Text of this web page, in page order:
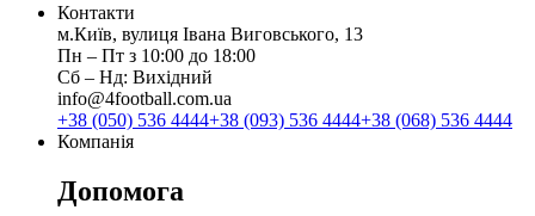
Контакти
м.Київ, вулиця Івана Виговського, 13
Пн ‒ Пт з 10:00 до 18:00
Сб ‒ Нд: Вихідний
info@4football.com.ua
+38 (050) 536 4444+38 (093) 536 4444+38 (068) 536 4444
Компанія
Допомога